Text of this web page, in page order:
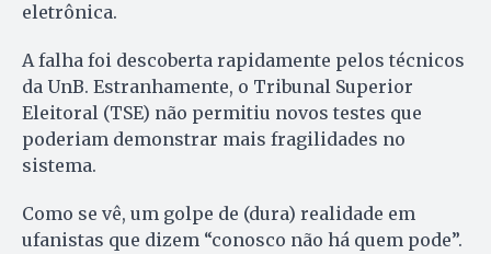
eletrônica.
A falha foi descoberta rapidamente pelos técnicos
da UnB. Estranhamente, o Tribunal Superior
Eleitoral (TSE) não permitiu novos testes que
poderiam demonstrar mais fragilidades no
sistema.
Como se vê, um golpe de (dura) realidade em
ufanistas que dizem “conosco não há quem pode”.